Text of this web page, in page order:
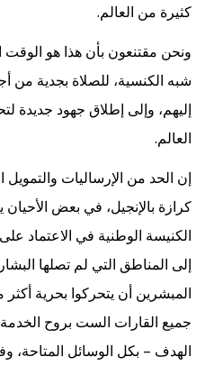
كثيرة من العالم.
ونحن مقتنعون بأن هذا هو الوقت
شبه الكنسية، للصلاة بجدية
إليهم، وإلى إطلاق جهود جديدة
العالم.
إن الحد من الإرساليات والتمويل
كرازة بالإنجيل، في بعض
الكنيسة الوطنية في الاعتماد
إلى المناطق التي لم تصلها
المبشرين أن يتحركوا بحرية
جميع القارات الست بروح
الهدف – بكل الوسائل